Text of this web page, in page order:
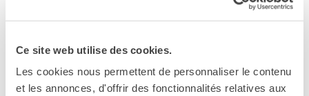
Ce site web utilise des cookies.
Les cookies nous permettent de personnaliser le contenu
et les annonces, d'offrir des fonctionnalités relatives aux